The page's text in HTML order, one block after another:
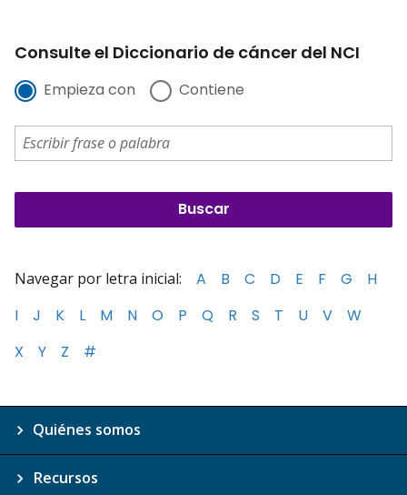
Consulte el Diccionario de cáncer del NCI
Empieza con Contiene
Navegar por letra inicial: A B C D E F G
H
I
J K L M N O P Q R S T U V
W
X
Y Z #
Quiénes somos
Recursos